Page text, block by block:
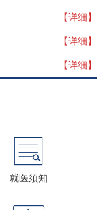
【详细】
【详细】
【详细】
就医须知